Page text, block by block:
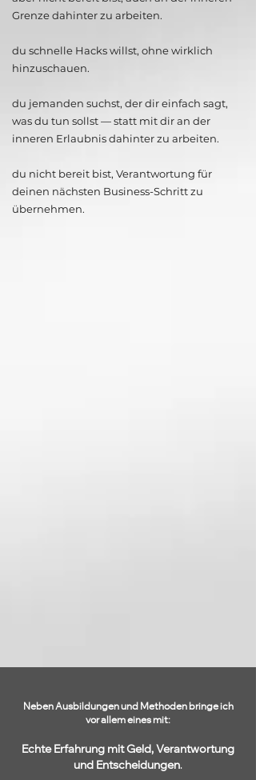
Grenze dahinter zu arbeiten.
du schnelle Hacks willst, ohne wirklich
hinzuschauen.
du jemanden suchst, der dir einfach sagt,
was du tun sollst — statt mit dir an der
inneren Erlaubnis dahinter zu arbeiten.
du nicht bereit bist, Verantwortung für
deinen nächsten Business-Schritt zu
übernehmen.
Neben Ausbildungen und Methoden bringe ich
vor allem eines mit:
Echte Erfahrung mit Geld, Verantwortung
und Entscheidungen.